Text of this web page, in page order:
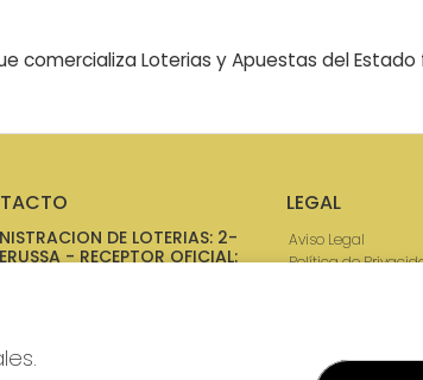
comercializa Loterias y Apuestas del
DE LOTERIAS: 2-
- RECEPTOR OFICIAL:
LEGAL
Aviso Legal
Política de
Pago aceptado